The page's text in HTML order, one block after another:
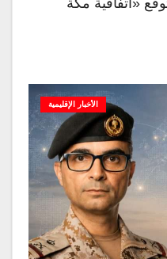
«اتفاقية مكة
الأخبار الإقليمية